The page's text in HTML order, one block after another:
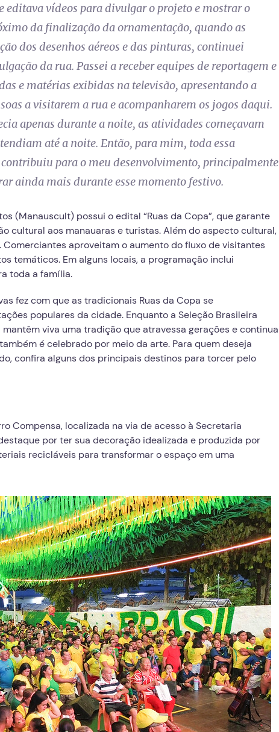
editava vídeos para divulgar o projeto e mostrar o
da finalização da ornamentação, quando as
dos desenhos aéreos e das pinturas, continuei
da rua. Passei a receber equipes de reportagem e
e matérias exibidas na televisão, apresentando a
a visitarem a rua e acompanharem os jogos daqui.
apenas durante a noite, as atividades começavam
até a noite. Então, para mim, toda essa
para o meu desenvolvimento, principalmente
ainda mais durante esse momento festivo.
(Manauscult) possui o edital “Ruas da Copa”, que garante
cultural aos manauaras e turistas. Além do aspecto cultural,
aproveitam o aumento do fluxo de visitantes
temáticos. Em alguns locais, a programação inclui
toda a família.
fez com que as tradicionais Ruas da Copa se
populares da cidade. Enquanto a Seleção Brasileira
viva uma tradição que atravessa gerações e continua
é celebrado por meio da arte. Para quem deseja
confira alguns dos principais destinos para torcer pelo
Compensa, localizada na via de acesso à Secretaria
por ter sua decoração idealizada e produzida por
recicláveis para transformar o espaço em uma